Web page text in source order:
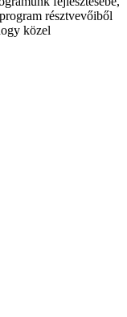
résztvevőiből
közel